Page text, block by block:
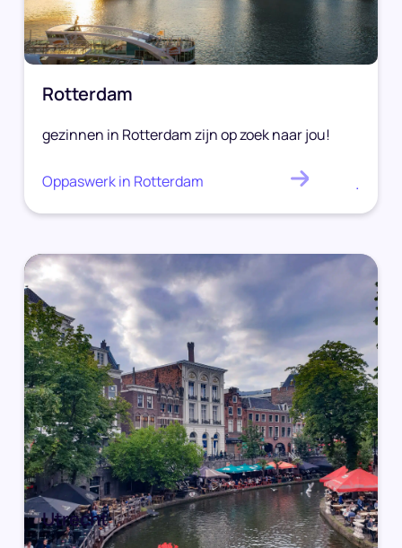
Rotterdam
gezinnen in Rotterdam zijn op zoek naar jou!
Oppaswerk in Rotterdam .
Utrecht